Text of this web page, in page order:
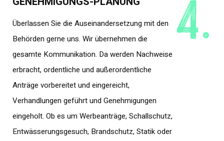
4.
Überlassen Sie die Auseinandersetzung mit den
Behörden gerne uns. Wir übernehmen die
gesamte Kommunikation. Da werden Nachweise
erbracht, ordentliche und außerordentliche
Anträge vorbereitet und eingereicht,
Verhandlungen geführt und Genehmigungen
eingeholt. Ob es um Werbeanträge, Schallschutz,
Entwässerungsgesuch, Brandschutz, Statik oder